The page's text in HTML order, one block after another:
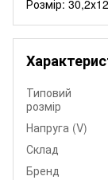
Розмір:
Типовий
розмір
Напруга (V)
Склад
Бренд